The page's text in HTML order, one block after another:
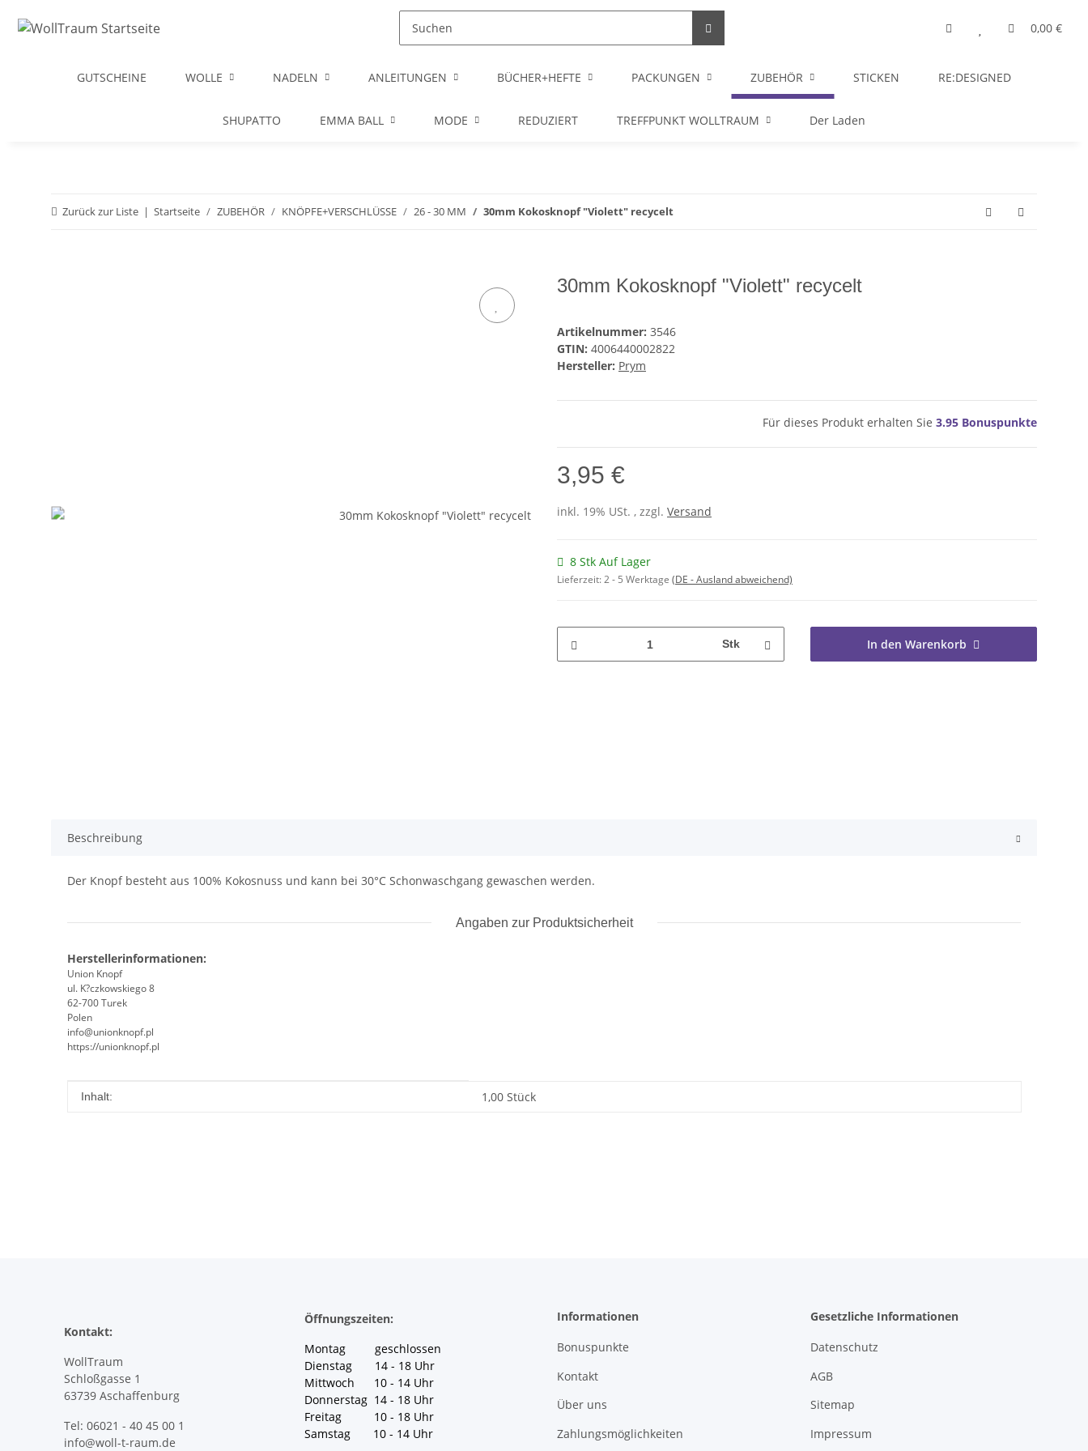
0,00 €
GUTSCHEINE WOLLE NADELN ANLEITUNGEN BÜCHER+HEFTE PACKUNGEN ZUBEHÖR STICKEN RE:DESIGNED
SHUPATTO EMMA BALL MODE REDUZIERT TREFFPUNKT WOLLTRAUM Der Laden
Zurück zur Liste Startseite ZUBEHÖR KNÖPFE+VERSCHLÜSSE 26 - 30 MM 30mm Kokosknopf "Violett" recycelt
30mm Kokosknopf "Violett" recycelt
Artikelnummer: 3546
GTIN: 4006440002822
Hersteller: Prym
Für dieses Produkt erhalten Sie 3.95 Bonuspunkte
3,95 €
inkl. 19% USt. , zzgl. Versand
8 Stk Auf Lager
Lieferzeit:2 - 5 Werktage (DE - Ausland abweichend)
Stk In den Warenkorb
Beschreibung
Der Knopf besteht aus 100% Kokosnuss und kann bei 30°C Schonwaschgang gewaschen werden.
Angaben zur Produktsicherheit
Herstellerinformationen:
Union Knopf
ul. K?czkowskiego 8
62-700 Turek
Polen
info@unionknopf.pl
https://unionknopf.pl
Produkteigenschaft
Wert
Inhalt: 1,00 Stück
Kontakt:
WollTraum
Schloßgasse 1
63739 Aschaffenburg
Tel: 06021 - 40 45 00 1
info@woll-t-raum.de
Öffnungszeiten:
Montag geschlossen
Dienstag 14 - 18 Uhr
Mittwoch 10 - 14 Uhr
Donnerstag 14 - 18 Uhr
Freitag 10 - 18 Uhr
Samstag 10 - 14 Uhr
Informationen
Bonuspunkte
Kontakt
Über uns
Zahlungsmöglichkeiten
Gesetzliche Informationen
Datenschutz
AGB
Sitemap
Impressum